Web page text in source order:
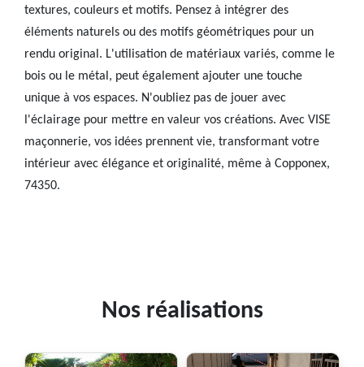
textures, couleurs et motifs. Pensez à intégrer des
éléments naturels ou des motifs géométriques pour un
rendu original. L'utilisation de matériaux variés, comme le
bois ou le métal, peut également ajouter une touche
unique à vos espaces. N'oubliez pas de jouer avec
l'éclairage pour mettre en valeur vos créations. Avec VISE
maçonnerie, vos idées prennent vie, transformant votre
intérieur avec élégance et originalité, même à Copponex,
74350.
Nos réalisations